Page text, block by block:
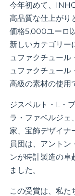
今年初めて、
高品質な仕上がり
価格5,000ユーロ
新しいカテゴリー
ュファクチュール
ュファクチュール
高級の素材の使用
ジスベルト・L・
ラ・ファベルジェ
家、宝飾デザイナ
員団は、アントン
ンが時計製造の卓
ました。
この受賞は、私た